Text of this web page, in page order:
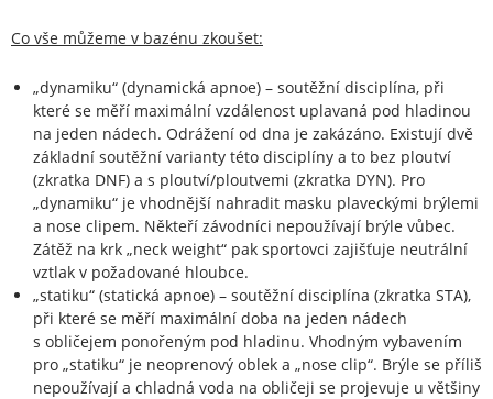
Co vše můžeme v bazénu zkoušet:
„dynamiku“ (dynamická apnoe) – soutěžní disciplína, při
které se měří maximální vzdálenost uplavaná pod hladinou
na jeden nádech. Odrážení od dna je zakázáno. Existují dvě
základní soutěžní varianty této disciplíny a to bez ploutví
(zkratka DNF) a s ploutví/ploutvemi (zkratka DYN). Pro
„dynamiku“ je vhodnější nahradit masku plaveckými brýlemi
a nose clipem. Někteří závodníci nepoužívají brýle vůbec.
Zátěž na krk „neck weight“ pak sportovci zajišťuje neutrální
vztlak v požadované hloubce.
„statiku“ (statická apnoe) – soutěžní disciplína (zkratka STA),
při které se měří maximální doba na jeden nádech
s obličejem ponořeným pod hladinu. Vhodným vybavením
pro „statiku“ je neoprenový oblek a „nose clip“. Brýle se příliš
nepoužívají a chladná voda na obličeji se projevuje u většiny